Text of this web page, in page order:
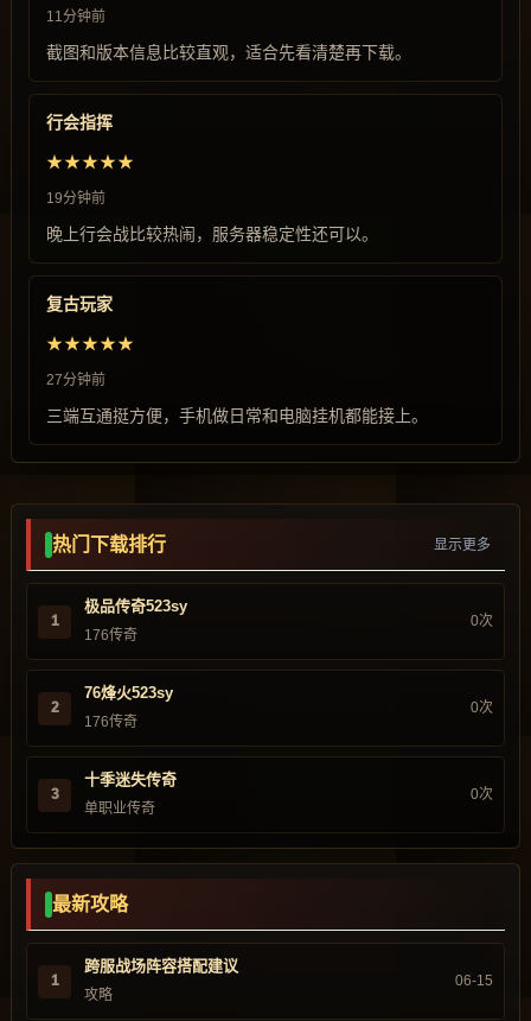
11分钟前
截图和版本信息比较直观，适合先看清楚再下载。
行会指挥
★★★★★
19分钟前
晚上行会战比较热闹，服务器稳定性还可以。
复古玩家
★★★★★
27分钟前
三端互通挺方便，手机做日常和电脑挂机都能接上。
热门下载排行 显示更多
1
极品传奇523sy
176传奇
0次
2
76烽火523sy
176传奇
0次
3
十季迷失传奇
单职业传奇
0次
最新攻略
1
跨服战场阵容搭配建议
攻略
06-15